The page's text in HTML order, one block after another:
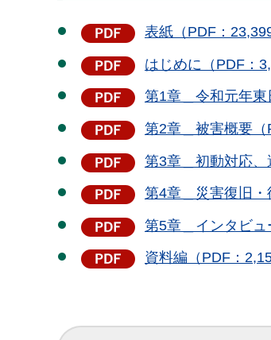
表紙（PDF：
はじめに（PDF：
第1章＿令和元年東
第2章＿被害概要（
第3章＿初動対応、
第4章＿災害復旧・
第5章＿インタビュ
資料編（PDF：